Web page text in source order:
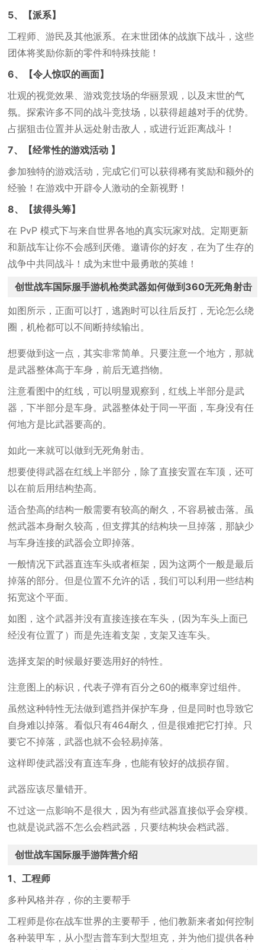
5、【派系】
工程师、游民及其他派系。在末世团体的战旗下战斗，这些
团体将奖励你新的零件和特殊技能！
6、【令人惊叹的画面】
壮观的视觉效果、游戏竞技场的华丽景观，以及末世的气
氛。探索许多不同的战斗竞技场，以获得超越对手的优势。
占据狙击位置并从远处射击敌人，或进行近距离战斗！
7、【经常性的游戏活动 】
参加独特的游戏活动，完成它们可以获得稀有奖励和额外的
经验！在游戏中开辟令人激动的全新视野！
8、【拔得头筹】
在 PvP 模式下与来自世界各地的真实玩家对战。定期更新
和新战车让你不会感到厌倦。邀请你的好友，在为了生存的
战争中共同战斗！成为末世中最勇敢的英雄！
创世战车国际服手游机枪类武器如何做到360无死角射击
如图所示，正面可以打，逃跑时可以往后反打，无论怎么绕
圈，机枪都可以不间断持续输出。
想要做到这一点，其实非常简单。只要注意一个地方，那就
是武器整体高于车身，前后无遮挡物。
注意看图中的红线，可以明显观察到，红线上半部分是武
器，下半部分是车身。武器整体处于同一平面，车身没有任
何地方是比武器要高的。
如此一来就可以做到无死角射击。
想要使得武器在红线上半部分，除了直接安置在车顶，还可
以在前后用结构垫高。
适合垫高的结构一般需要有较高的耐久，不容易被击落。虽
然武器本身耐久较高，但支撑其的结构块一旦掉落，那缺少
与车身连接的武器会立即掉落。
一般情况下武器直连车头或者框架，因为这两个一般是最后
掉落的部分。但是位置不允许的话，我们可以利用一些结构
拓宽这个平面。
如图，这个武器并没有直接连接在车头，(因为车头上面已
经没有位置了）而是先连着支架，支架又连车头。
选择支架的时候最好要选用好的特性。
注意图上的标识，代表子弹有百分之60的概率穿过组件。
虽然这种特性无法做到遮挡并保护车身，但是同时也导致它
自身难以掉落。看似只有464耐久，但是很难把它打掉。只
要它不掉落，武器也就不会轻易掉落。
这样即使武器没有直连车身，也能有较好的战损存留。
武器应该尽量错开。
不过这一点影响不是很大，因为有些武器直接似乎会穿模。
也就是说武器不怎么会档武器，只要结构块会档武器。
创世战车国际服手游阵营介绍
1、工程师
多种风格并存，你的主要帮手
工程师是你在战车世界的主要帮手，他们教新来者如何控制
各种装甲车，从小型吉普车到大型坦克，并为他们提供各种